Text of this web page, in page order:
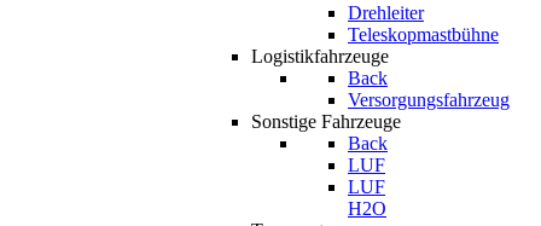
Drehleiter
Teleskopmastbühne
Logistikfahrzeuge
Back
Versorgungsfahrzeug
Sonstige Fahrzeuge
Back
LUF
LUF
H2O